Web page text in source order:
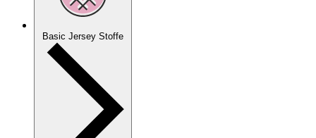
Basic Jersey Stoffe